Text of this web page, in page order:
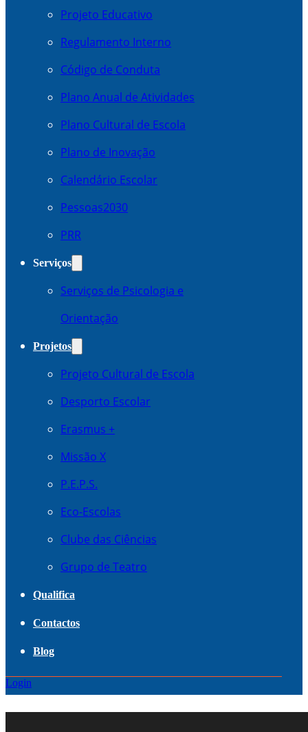
Projeto Educativo
Regulamento Interno
Código de Conduta
Plano Anual de Atividades
Plano Cultural de Escola
Plano de Inovação
Calendário Escolar
Pessoas2030
PRR
Serviços
Serviços de Psicologia e
Orientação
Projetos
Projeto Cultural de Escola
Desporto Escolar
Erasmus +
Missão X
P.E.P.S.
Eco-Escolas
Clube das Ciências
Grupo de Teatro
Qualifica
Contactos
Blog
Login